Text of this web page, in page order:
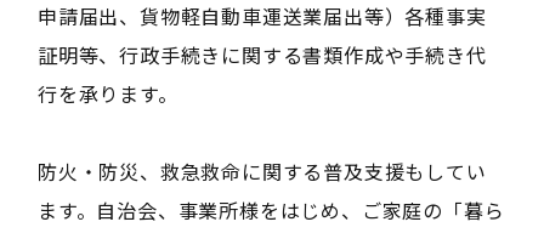
申請届出、貨物軽自動車運送業届出等）各種事実
証明等、行政手続きに関する書類作成や手続き代
行を承ります。
防火・防災、救急救命に関する普及支援もしてい
ます。自治会、事業所様をはじめ、ご家庭の「暮ら